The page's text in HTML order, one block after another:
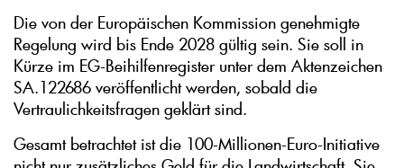
Die von der Europäischen Kommission genehmigte
Regelung wird bis Ende 2028 gültig sein. Sie soll in
Kürze im EG-Beihilfenregister unter dem Aktenzeichen
SA.122686 veröffentlicht werden, sobald die
Vertraulichkeitsfragen geklärt sind.
Gesamt betrachtet ist die 100-Millionen-Euro-Initiative